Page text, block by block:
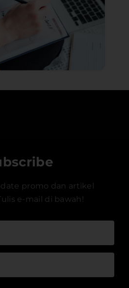
promo dan artikel
e-mail di bawah!